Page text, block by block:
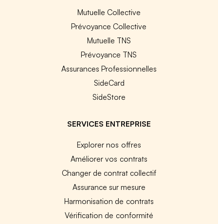
Mutuelle Collective
Prévoyance Collective
Mutuelle TNS
Prévoyance TNS
Assurances Professionnelles
SideCard
SideStore
SERVICES ENTREPRISE
Explorer nos offres
Améliorer vos contrats
Changer de contrat collectif
Assurance sur mesure
Harmonisation de contrats
Vérification de conformité